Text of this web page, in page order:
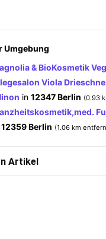
Umgebung
& BioKosmetik
Viola
in 12347 Berlin (0.93
12359 Berlin (1.06 km
Artikel